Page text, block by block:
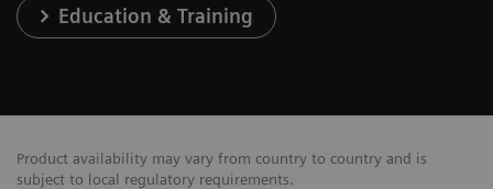
Education & Training
Product availability may vary from country to country and is
subject to local regulatory requirements.